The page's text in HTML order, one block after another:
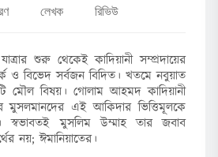
লেখক রিভিউ
শুরু থেকেই কাদিয়ানী সম্প্রদায়ের
ও বিভেদ সর্বজন বিদিত। খতমে নবুয়াত
মৌল বিষয়। গোলাম আহমদ কাদিয়ানী
মুসলমানদের এই আকিদার ভিত্তিমূলকে
স্বভাবতই মুসলিম উম্মাহ তার জবাব
নয়; ঈমানিয়াতের।